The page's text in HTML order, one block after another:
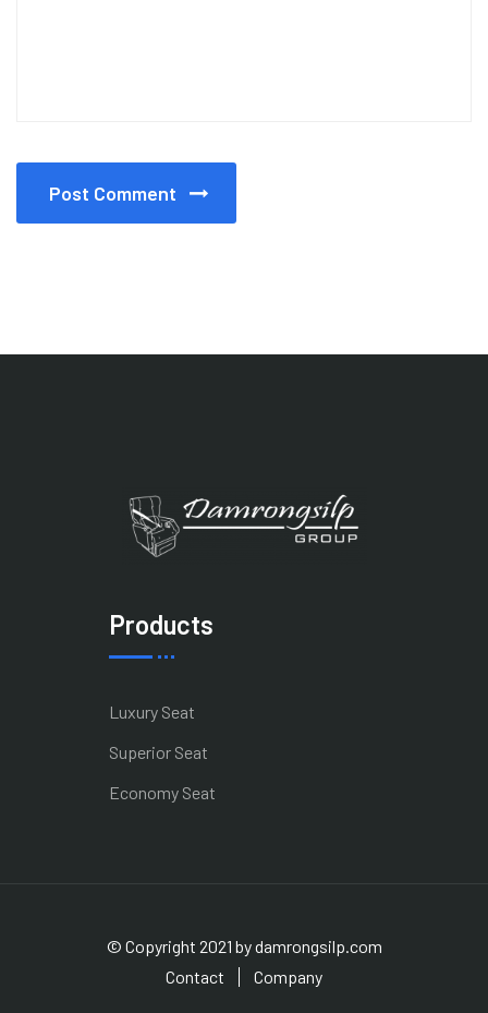
Post Comment
Products
Luxury Seat
Superior Seat
Economy Seat
© Copyright 2021 by damrongsilp.com
Contact
Company